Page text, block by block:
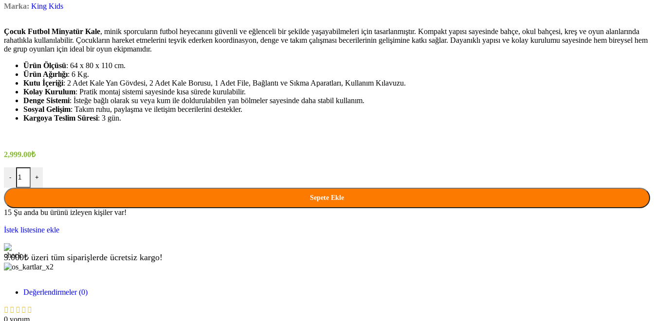
Marka: King Kids
Çocuk Futbol Minyatür Kale, minik sporcuların futbol heyecanını güvenli ve eğlenceli bir şekilde yaşayabilmeleri için tasarlanmıştır. Kompakt yapısı sayesinde bahçe, okul bahçesi, kreş ve oyun alanlarında
rahatlıkla kullanılabilir. Çocukların hareket etmelerini teşvik ederken koordinasyon, denge ve takım çalışması becerilerinin gelişimine katkı sağlar. Dayanıklı yapısı ve kolay kurulumu sayesinde hem bireysel hem
de grup oyunları için ideal bir oyun ekipmanıdır.
Ürün Ölçüsü: 64 x 80 x 110 cm.
Ürün Ağırlığı: 6 Kg.
Kutu İçeriği: 2 Adet Kale Yan Gövdesi, 2 Adet Kale Borusu, 1 Adet File, Bağlantı ve Sıkma Aparatları, Kullanım Kılavuzu.
Kolay Kurulum: Pratik montaj sistemi sayesinde kısa sürede kurulabilir.
Denge Sistemi: İsteğe bağlı olarak su veya kum ile doldurulabilen yan bölmeler sayesinde daha stabil kullanım.
Sosyal Gelişim: Takım ruhu, paylaşma ve iletişim becerilerini destekler.
Kargoya Teslim Süresi: 3 gün.
2,999.00₺
- +
Sepete Ekle
15 Şu anda bu ürünü izleyen kişiler var!
İstek listesine ekle
3.000₺ üzeri tüm siparişlerde ücretsiz kargo!
Değerlendirmeler (0)
0 yorum